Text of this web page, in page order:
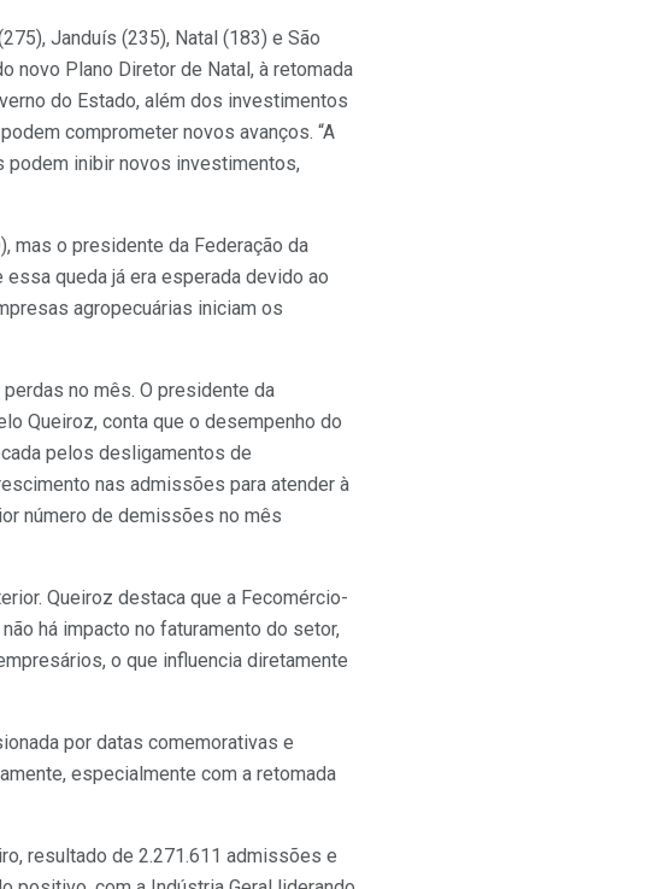
Janduís (235), Natal (183) e São
novo Plano Diretor de Natal, à retomada
do Estado, além dos investimentos
comprometer novos avanços. “A
podem inibir novos investimentos,
mas o presidente da Federação da
queda já era esperada devido ao
agropecuárias iniciam os
no mês. O presidente da
Queiroz, conta que o desempenho do
pelos desligamentos de
nas admissões para atender à
número de demissões no mês
Queiroz destaca que a Fecomércio-
há impacto no faturamento do setor,
o que influencia diretamente
por datas comemorativas e
especialmente com a retomada
resultado de 2.271.611 admissões e